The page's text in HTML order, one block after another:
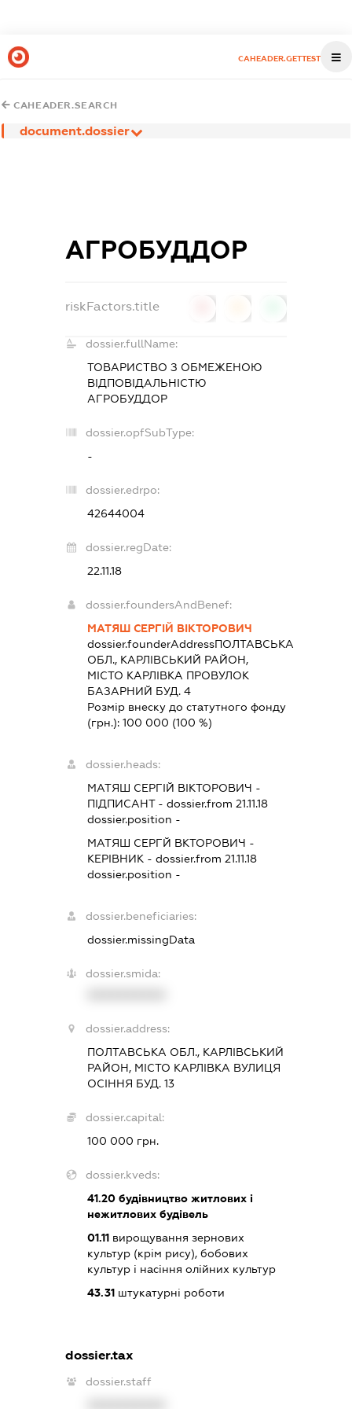
CAHEADER.GETTEST
CAHEADER.SEARCH
document.dossier
АГРОБУДДОР
riskFactors.title
dossier.fullName:
ТОВАРИСТВО З ОБМЕЖЕНОЮ
ВІДПОВІДАЛЬНІСТЮ
АГРОБУДДОР
dossier.opfSubType:
-
dossier.edrpo:
42644004
dossier.regDate:
22.11.18
dossier.foundersAndBenef:
МАТЯШ СЕРГІЙ ВІКТОРОВИЧ
dossier.founderAddressПОЛТАВСЬКА
ОБЛ., КАРЛІВСЬКИЙ РАЙОН,
МІСТО КАРЛІВКА ПРОВУЛОК
БАЗАРНИЙ БУД. 4
Розмір внеску до статутного фонду
(грн.):100 000 (100 %)
dossier.heads:
МАТЯШ СЕРГІЙ ВІКТОРОВИЧ -
ПІДПИСАНТ- dossier.from 21.11.18
dossier.position -
МАТЯШ СЕРГЙ ВКТОРОВИЧ -
КЕРІВНИК - dossier.from 21.11.18
dossier.position -
dossier.beneficiaries:
dossier.missingData
dossier.smida:
dossier.address:
ПОЛТАВСЬКА ОБЛ., КАРЛІВСЬКИЙ
РАЙОН, МІСТО КАРЛІВКА ВУЛИЦЯ
ОСІННЯ БУД. 13
dossier.capital:
100 000 грн.
dossier.kveds:
41.20 будівництво житлових і
нежитлових будівель
01.11 вирощування зернових
культур (крім рису), бобових
культур і насіння олійних культур
43.31 штукатурні роботи
dossier.tax
dossier.staff